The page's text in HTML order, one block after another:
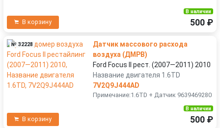
В корзину
В наличии
500 ₽
№ 32228
Датчик массового расхода
воздуха (ДМРВ)
Ford Focus II рест. (2007—2011) 2010
Название двигателя 1.6TD
7V2Q9J444AD
Примечание:1.6TD + Датчик 9639469280
В корзину
В наличии
500 ₽